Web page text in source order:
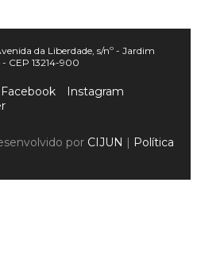
da Liberdade, s/nº - Jardim
CEP 13214-900
Facebook
Instagram
por CIJUN | Política